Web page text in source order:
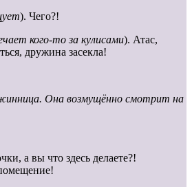
). Чего?!
кого-то за кулисами). Атас,
дружина засекла!
Она возмущённо смотрит на
а вы что здесь делаете?!